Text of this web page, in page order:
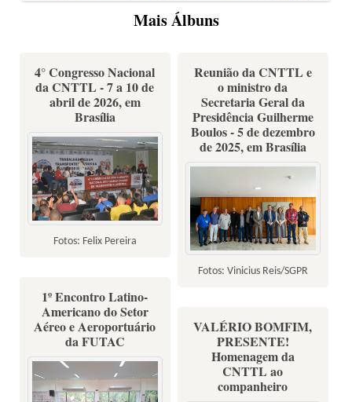
Mais Álbuns
4° Congresso Nacional
da CNTTL - 7 a 10 de
abril de 2026, em
Brasília
Fotos: Felix Pereira
Reunião da CNTTL e
o ministro da
Secretaria Geral da
Presidência Guilherme
Boulos - 5 de dezembro
de 2025, em Brasília
Fotos: Vinicius Reis/SGPR
1º Encontro Latino-
Americano do Setor
Aéreo e Aeroportuário
da FUTAC
VALÉRIO BOMFIM,
PRESENTE!
Homenagem da
CNTTL ao
companheiro